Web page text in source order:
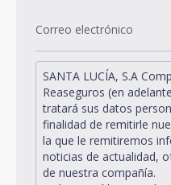
SANTA LUCÍA, S.A
Reaseguros (en
tratará sus datos
finalidad de remitirle
la que le remitiremos
noticias de actualidad,
de nuestra compañía.